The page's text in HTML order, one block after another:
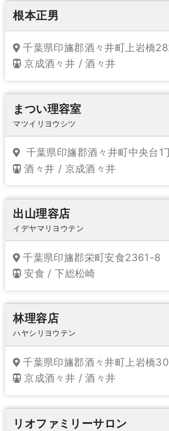
根本正男
千葉県印旛郡酒々井町上岩橋
京成酒々井 / 酒々井
まつい理容室
マツイリヨウシツ
千葉県印旛郡酒々井町中央台1
酒々井 / 京成酒々井
出山理容店
イデヤマリヨウテン
千葉県印旛郡栄町安食2361-8
安食 / 下総松崎
林理容店
ハヤシリヨウテン
千葉県印旛郡酒々井町上岩橋
京成酒々井 / 酒々井
リオファミリーサロン